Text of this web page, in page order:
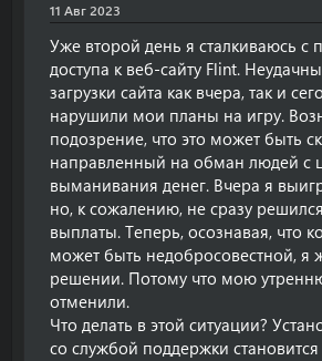
ы
л
11 Авг 2023
Уже второй день я сталкиваюсь с
доступа к веб-сайту Flint.
загрузки сайта как вчера, так и
нарушили мои планы на игру.
подозрение, что это может быть
направленный на обман людей с
выманивания денег. Вчера я
но, к сожалению, не сразу
выплаты. Теперь, осознавая, что
может быть недобросовестной, я
решении. Потому что мою
отменили.
Что делать в этой ситуации?
со службой поддержки